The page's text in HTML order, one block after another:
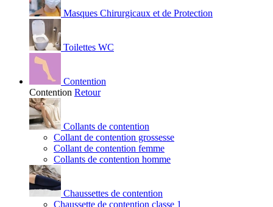
Masques Chirurgicaux et de Protection
Toilettes WC
Contention
Contention Retour
Collants de contention
Collant de contention grossesse
Collant de contention femme
Collants de contention homme
Chaussettes de contention
Chaussette de contention classe 1